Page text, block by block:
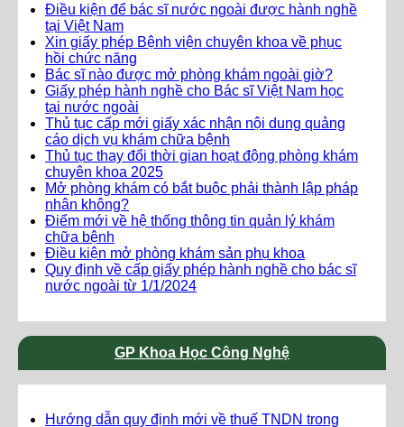
Điều kiện để bác sĩ nước ngoài được hành nghề
tại Việt Nam
Xin giấy phép Bệnh viện chuyên khoa về phục
hồi chức năng
Bác sĩ nào được mở phòng khám ngoài giờ?
Giấy phép hành nghề cho Bác sĩ Việt Nam học
tại nước ngoài
Thủ tục cấp mới giấy xác nhận nội dung quảng
cáo dịch vụ khám chữa bệnh
Thủ tục thay đổi thời gian hoạt động phòng khám
chuyên khoa 2025
Mở phòng khám có bắt buộc phải thành lập pháp
nhân không?
Điểm mới về hệ thống thông tin quản lý khám
chữa bệnh
Điều kiện mở phòng khám sản phụ khoa
Quy định về cấp giấy phép hành nghề cho bác sĩ
nước ngoài từ 1/1/2024
GP Khoa Học Công Nghệ
Hướng dẫn quy định mới về thuế TNDN trong